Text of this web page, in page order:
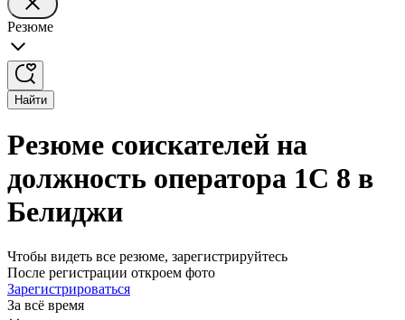
Резюме
Найти
Резюме соискателей на
должность оператора 1С 8 в
Белиджи
Чтобы видеть все резюме, зарегистрируйтесь
После регистрации откроем фото
Зарегистрироваться
За всё время